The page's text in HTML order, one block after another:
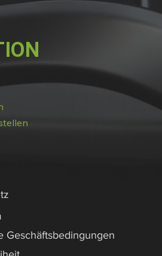
Geschäftsbedingungen